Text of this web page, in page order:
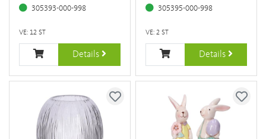
305393-000-998
VE: 12 ST
Details
305395-000-998
VE: 2 ST
Details